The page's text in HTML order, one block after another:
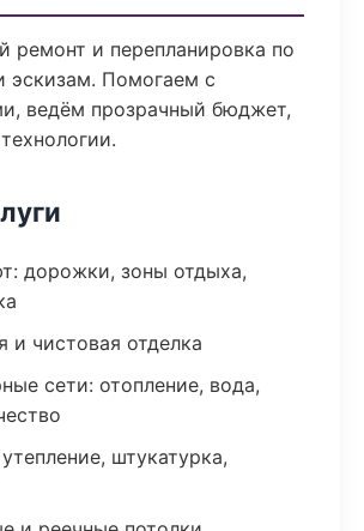
ремонт и перепланировка по
эскизам. Помогаем с
ведём прозрачный бюджет,
дорожки, зоны отдыха,
и чистовая отделка
сети: отопление, вода,
штукатурка,